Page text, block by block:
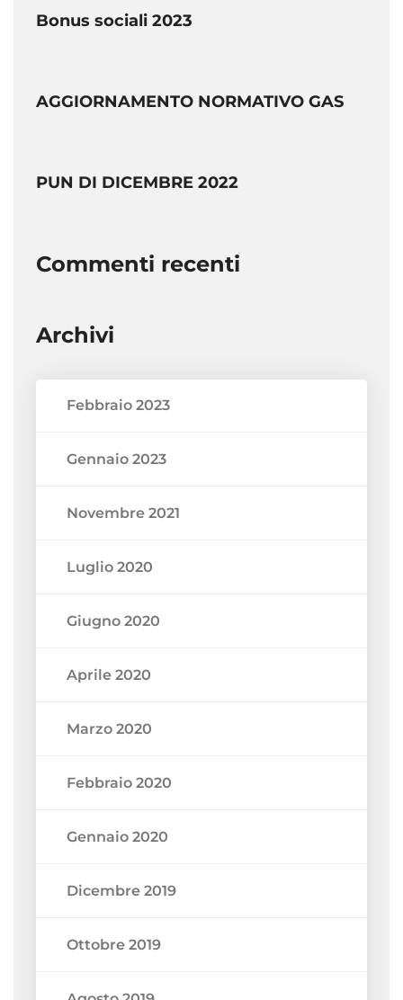
Bonus sociali 2023
AGGIORNAMENTO NORMATIVO GAS
PUN DI DICEMBRE 2022
Commenti recenti
Archivi
Febbraio 2023
Gennaio 2023
Novembre 2021
Luglio 2020
Giugno 2020
Aprile 2020
Marzo 2020
Febbraio 2020
Gennaio 2020
Dicembre 2019
Ottobre 2019